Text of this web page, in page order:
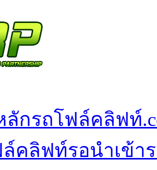
ลักรถโฟล์คลิฟท์
คลิฟท์รอนำเข้า